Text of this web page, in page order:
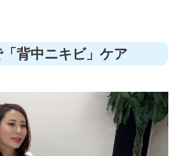
「背中ニキビ」ケア